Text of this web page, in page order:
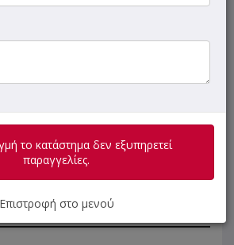
το κατάστημα δεν εξυπηρετεί
παραγγελίες.
Επιστροφή στο μενού